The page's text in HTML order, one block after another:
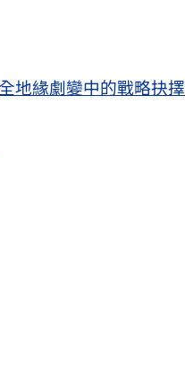
地緣劇變中的戰略抉擇